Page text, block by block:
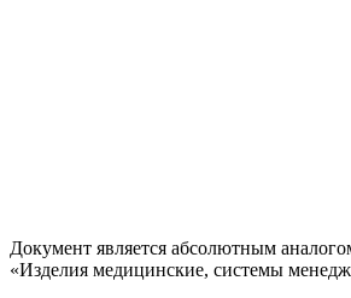
Документ является абсолютным
«Изделия медицинские, системы